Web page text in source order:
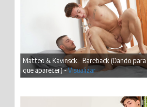
Matteo & Kavinsck - Bareback (Dando
que aparecer) -Visualizar